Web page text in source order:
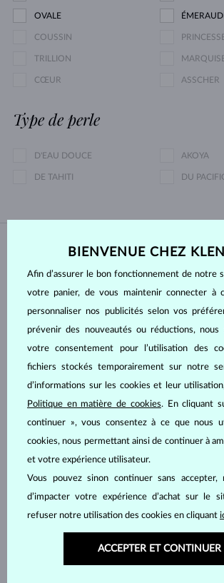
OVALE
COUSSIN
TRILLION
CŒUR ASSCHER
Type de perle
D'EAU DOUCE AKOYA
DE TAHITI DU
OR BLANC
SAPHIR BLEU
1 861 €
OR BLANC
SAPHIR BLEU &
EN STOCK
OR BLANC
4 122 €
OR BLANC
SAPHIR BLEU
EN STOCK
BIENVENUE CHEZ
Afin d’assurer le bon fonctionnement de notre
votre panier, de vous maintenir connecter à
personnaliser nos publicités selon vos
prévenir des nouveautés ou réductions, nous
votre consentement pour l’utilisation des
fichiers stockés temporairement sur notre
d’informations sur les cookies et leur
Politique en matière de cookies. En cliquant
continuer », vous consentez à ce que nous
cookies, nous permettant ainsi de continuer à
et votre expérience utilisateur.
Vous pouvez sinon continuer sans accepter,
d’impacter votre expérience d’achat sur le
refuser notre utilisation des cookies en cliquant
ACCEPTER ET CONTINUER